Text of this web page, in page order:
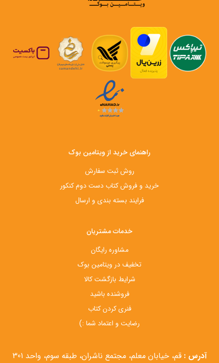
راهنمای خرید از ویتامین بوک
روش ثبت سفارش
خرید و فروش کتاب دست‌ دوم کنکور
فرایند بسته بندی و ارسال
خدمات مشتریان
مشاوره رایگان
تخفیف در ویتامین بوک
شرایط بازگشت کالا
فروشنده باشید
فنری کردن کتاب
رضایت و اعتماد شما :)
آدرس : قم، خیابان معلم، مجتمع ناشران، طبقه سوم، واحد 301